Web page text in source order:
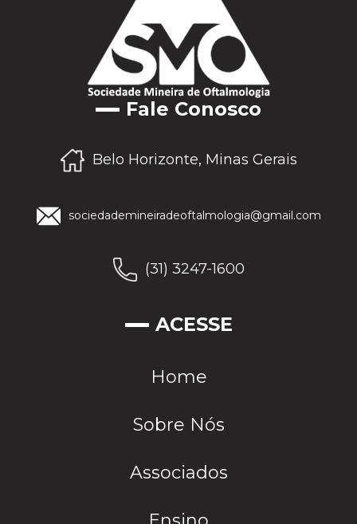
Fale Conosco
Belo Horizonte, Minas Gerais
sociedademineiradeoftalmologia@gmail.com
(31) 3247-1600
ACESSE
Home
Sobre Nós
Associados